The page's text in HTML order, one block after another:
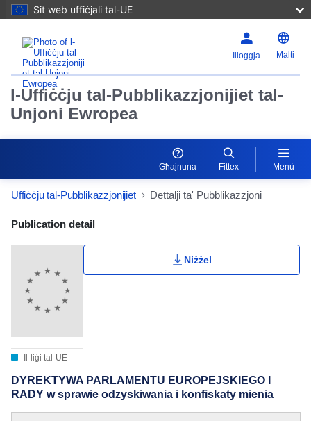
Sit web uffiċjali tal-UE
Illoggja Malti
l-Uffiċċju tal-Pubblikazzjonijiet tal-
Unjoni Ewropea
Għajnuna Fittex Menù
Uffiċċju tal-Pubblikazzjonijiet Dettalji ta' Pubblikazzjoni
Publication Detail Actions Portlet
Publication detail
Il-liġi tal-UE
Niżżel
DYREKTYWA PARLAMENTU EUROPEJSKIEGO I
RADY w sprawie odzyskiwania i konfiskaty mienia